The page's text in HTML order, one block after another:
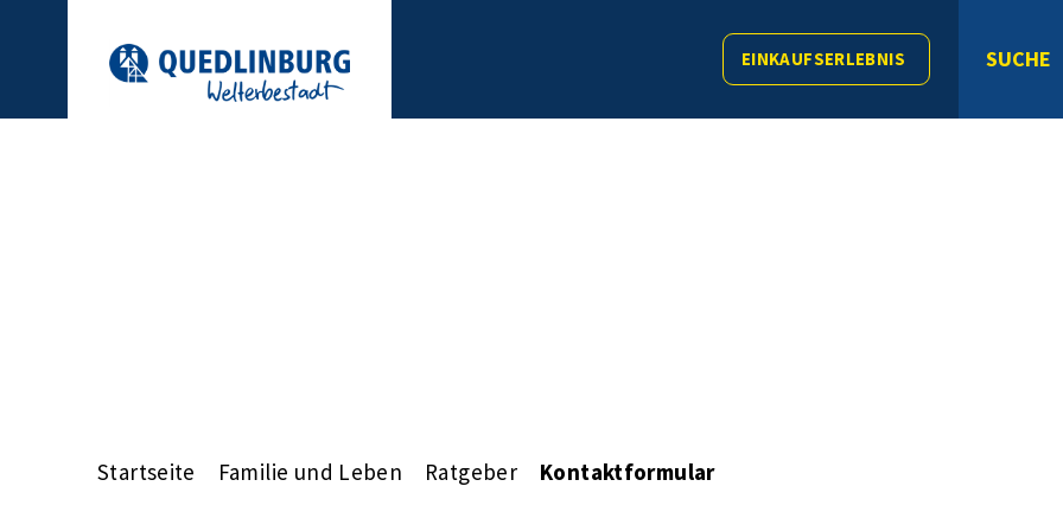
EINKAUFSERLEBNIS SUCHE
Startseite Familie und Leben Ratgeber Kontaktformular